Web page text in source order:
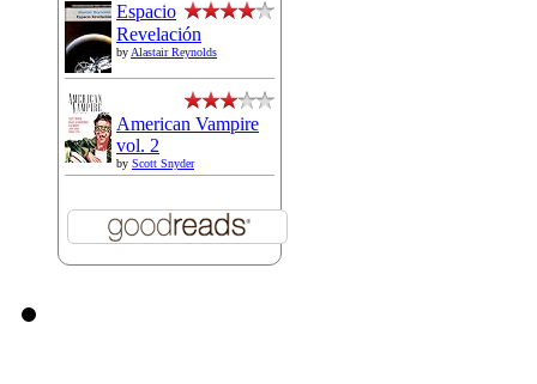
Espacio
Revelación
byAlastair Reynolds
American Vampire
vol. 2
by Scott Snyder